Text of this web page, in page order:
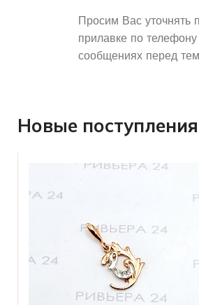
Просим Вас уточнять
прилавке по телефону
сообщениях перед
Новые